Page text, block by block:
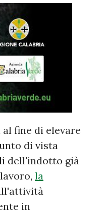
fine di elevare
di vista
dell'indotto già
la
in